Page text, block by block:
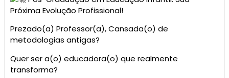
Próxima Evolução Profissional!
Prezado(a) Professor(a), Cansada(o) de
metodologias antigas?
Quer ser a(o) educadora(o) que realmente
transforma?